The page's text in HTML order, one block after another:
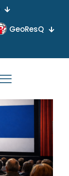
GeoResQ
Show all